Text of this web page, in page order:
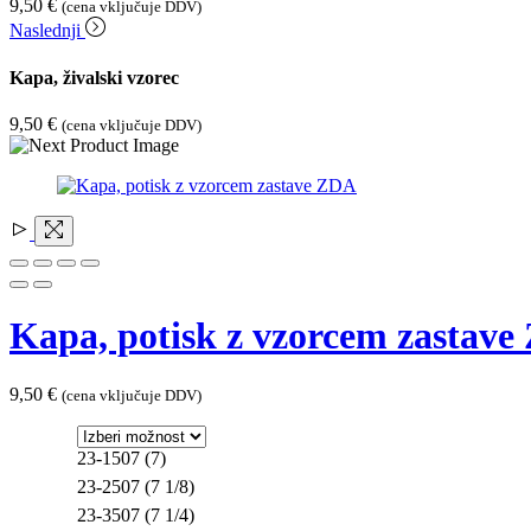
9,50 € (cena vključuje DDV)
Naslednji
Kapa, živalski vzorec
9,50 € (cena vključuje DDV)
Kapa, potisk z vzorcem zastave
9,50 € (cena vključuje DDV)
23-1507 (7)
23-2507 (7 1/8)
23-3507 (7 1/4)